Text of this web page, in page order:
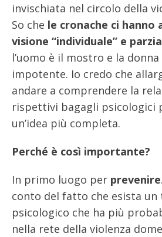
invischiata nel circolo della
So che le cronache ci hanno
visione “individuale” e
l’uomo è il mostro e la
impotente. Io credo che
andare a comprendere la
rispettivi bagagli psicologici
un’idea più completa.
Perché è così importante?
In primo luogo per prevenire
conto del fatto che esista
psicologico che ha più
nella rete della violenza